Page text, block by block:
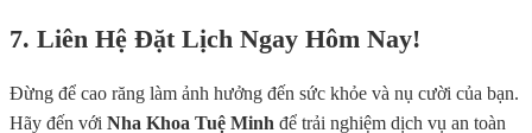
7. Liên Hệ Đặt Lịch Ngay Hôm Nay!
Đừng để cao răng làm ảnh hưởng đến sức khỏe và nụ cười của bạn.
Hãy đến với Nha Khoa Tuệ Minh để trải nghiệm dịch vụ an toàn